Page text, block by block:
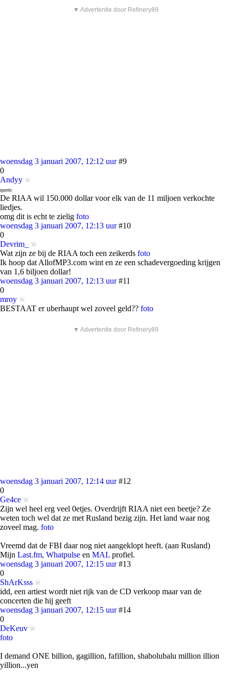
▼ Advertentie door Refinery89
woensdag 3 januari 2007, 12:12 uur #9
0
Andyy
quote:
De RIAA wil 150.000 dollar voor elk van de 11 miljoen verkochte
liedjes.
omg dit is echt te zielig foto
woensdag 3 januari 2007, 12:13 uur #10
0
Devrim_
Wat zijn ze bij de RIAA toch een zeikerds foto
Ik hoop dat AllofMP3.com wint en ze een schadevergoeding krijgen
van 1,6 biljoen dollar!
woensdag 3 januari 2007, 12:13 uur #11
0
mroy
BESTAAT er uberhaupt wel zoveel geld?? foto
▼ Advertentie door Refinery89
woensdag 3 januari 2007, 12:14 uur #12
0
Ge4ce
Zijn wel heel erg veel 0etjes. Overdrijft RIAA niet een beetje? Ze
weten toch wel dat ze met Rusland bezig zijn. Het land waar nog
zoveel mag. foto
Vreemd dat de FBI daar nog niet aangeklopt heeft. (aan Rusland)
Mijn Last.fm, Whatpulse en MAL profiel.
woensdag 3 januari 2007, 12:15 uur #13
0
ShArKsss
idd, een artiest wordt niet rijk van de CD verkoop maar van de
concerten die hij geeft
woensdag 3 januari 2007, 12:15 uur #14
0
DeKeuv
foto
I demand ONE billion, gagillion, fafillion, shabolubalu million illion
yillion...yen